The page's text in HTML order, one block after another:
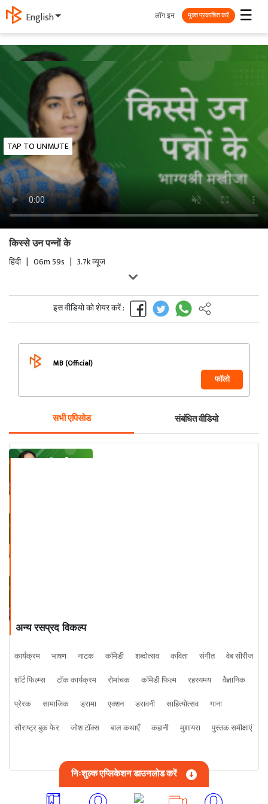
English ☰
लॉग इन मुक्त प्रकाशित करें
TAP TO UNMUTE
किस्से उन पन्नों के
हिंदी | 06m 59s | 3.7k व्यूज
इस वीडियो को शेयर करें :
MB (Official)
फॉलो
सभी एपिसोड संबंधित वीडियो
अन्य रसप्रद विकल्प
कार्यक्रम भाषण नाटक कॉमेडी शब्दोत्सव कविता संगीत
वेब सीरीज
शॉर्ट फिल्म्स
टॉक कार्यक्रम रोमांचक कॉमेडी फिल्म रहस्यमय
वैज्ञानिक
प्रेरक
सामाजिक ड्रामा एक्शन डरावनी साहित्योत्सव
गाना
सौराष्ट्र बुक फेर
जोश टॉक्स बाल कथाएँ कहानी मुशायरा पुस्तक समीक्षाएं
निःशुल्क एप्लिकेशन डाउनलोड करें